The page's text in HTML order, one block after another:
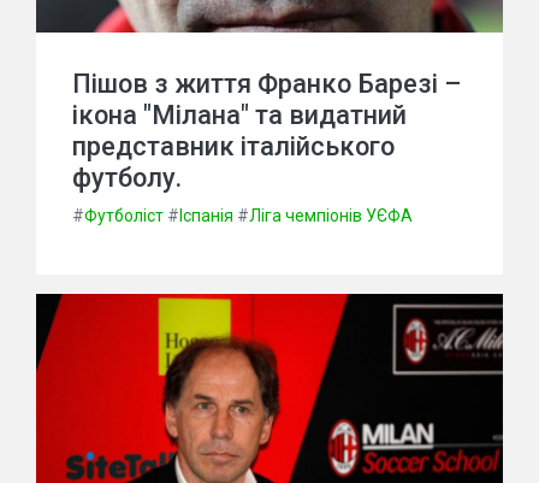
Пішов з життя Франко Барезі –
ікона "Мілана" та видатний
представник італійського
футболу.
#Футболіст # Іспанія #Ліга чемпіонів УЄФА